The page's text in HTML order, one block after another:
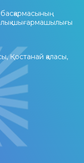
шығармашылығы
Қостанай қаласы,